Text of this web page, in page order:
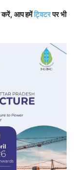
करें, आप हमेंट्विटरपर भी